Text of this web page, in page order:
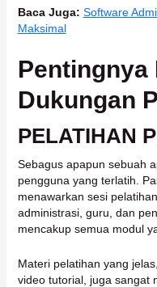
Baca Juga: Software
Maksimal
Pentingnya
Dukungan
PELATIHAN
Sebagus apapun sebuah
pengguna yang terlatih.
menawarkan sesi
administrasi, guru, dan
mencakup semua modul
Materi pelatihan yang
video tutorial, juga sangat